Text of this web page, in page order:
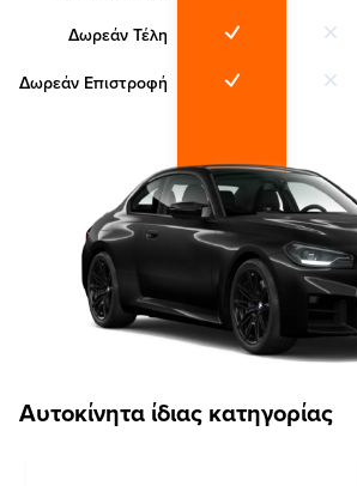
Δωρεάν Τέλη
Δωρεάν Επιστροφή
Αυτοκίνητα ίδιας κατηγορίας